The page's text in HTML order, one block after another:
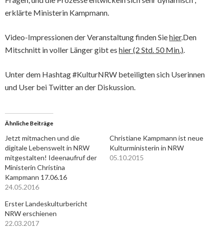
erklärte Ministerin Kampmann.
Video-Impressionen der Veranstaltung finden Siehier.Den
Mitschnitt in voller Länger gibt es hier (2 Std. 50 Min.).
Unter dem Hashtag #KulturNRW beteiligten sich Userinnen
und User bei Twitter an der Diskussion.
Ähnliche Beiträge
Jetzt mitmachen und die
digitale Lebenswelt in NRW
mitgestalten! Ideenaufruf der
Ministerin Christina
Kampmann 17.06.16
24.05.2016
Christiane Kampmann ist neue
Kulturministerin in NRW
05.10.2015
Erster Landeskulturbericht
NRW erschienen
22.03.2017